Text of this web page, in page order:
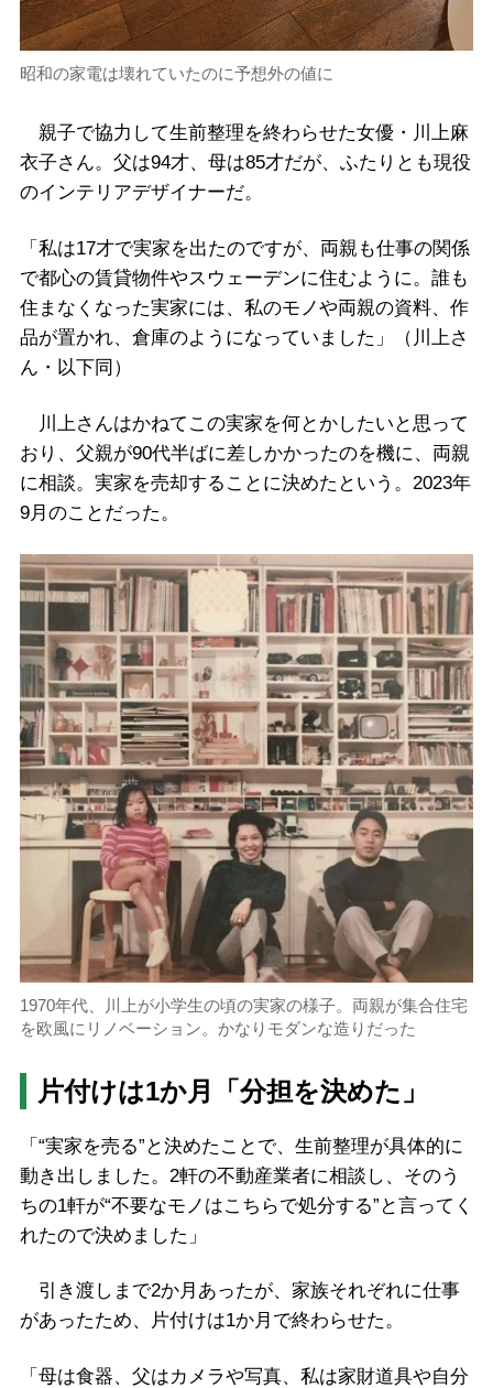
昭和の家電は壊れていたのに予想外の値に
親子で協力して生前整理を終わらせた女優・川上麻
衣子さん。父は94才、母は85才だが、ふたりとも現役
のインテリアデザイナーだ。
「私は17才で実家を出たのですが、両親も仕事の関係
で都心の賃貸物件やスウェーデンに住むように。誰も
住まなくなった実家には、私のモノや両親の資料、作
品が置かれ、倉庫のようになっていました」（川上さ
ん・以下同）
川上さんはかねてこの実家を何とかしたいと思って
おり、父親が90代半ばに差しかかったのを機に、両親
に相談。実家を売却することに決めたという。2023年
9月のことだった。
1970年代、川上が小学生の頃の実家の様子。両親が集合住宅
を欧風にリノベーション。かなりモダンな造りだった
片付けは1か月「分担を決めた」
「“実家を売る”と決めたことで、生前整理が具体的に
動き出しました。2軒の不動産業者に相談し、そのう
ちの1軒が“不要なモノはこちらで処分する”と言ってく
れたので決めました」
引き渡しまで2か月あったが、家族それぞれに仕事
があったため、片付けは1か月で終わらせた。
「母は食器、父はカメラや写真、私は家財道具や自分